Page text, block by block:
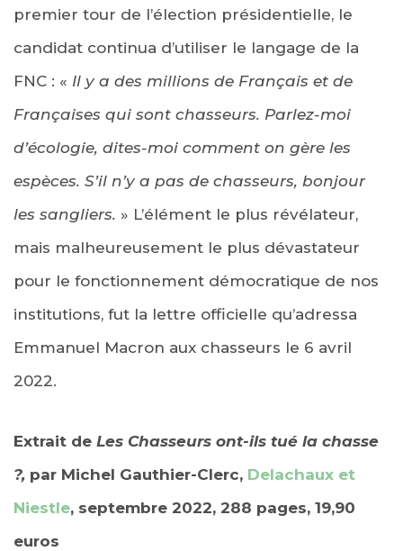
premier tour de l’élection présidentielle, le
candidat continua d’utiliser le langage de la
FNC : « Il y a des millions de Français et de
Françaises qui sont chasseurs. Parlez-moi
d’écologie, dites-moi comment on gère les
espèces. S’il n’y a pas de chasseurs, bonjour
les sangliers. » L’élément le plus révélateur,
mais malheureusement le plus dévastateur
pour le fonctionnement démocratique de nos
institutions, fut la lettre officielle qu’adressa
Emmanuel Macron aux chasseurs le 6 avril
2022.
Extrait de Les Chasseurs ont-ils tué la chasse
?, par Michel Gauthier-Clerc, Delachaux et
Niestle, septembre 2022, 288 pages, 19,90
euros